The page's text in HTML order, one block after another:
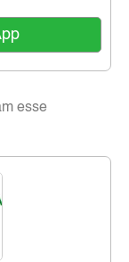
esse